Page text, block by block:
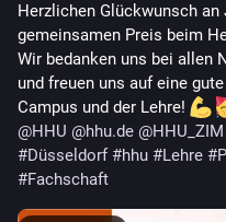
Herzlichen Glückwunsch an
gemeinsamen Preis beim
Wir bedanken uns bei allen
und freuen uns auf eine
Campus und der Lehre!
@HHU @hhu.de @HHU_ZIM
#Düsseldorf #hhu #Lehre #
#Fachschaft